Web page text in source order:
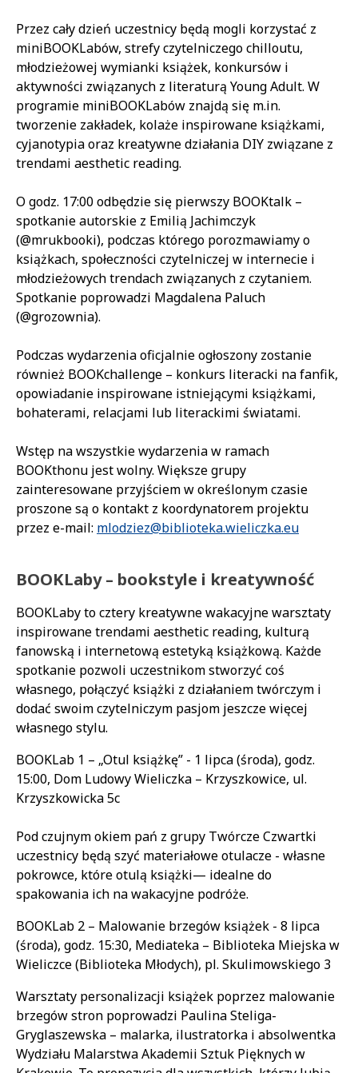
Przez cały dzień uczestnicy będą mogli korzystać z
miniBOOKLabów, strefy czytelniczego chilloutu,
młodzieżowej wymianki książek, konkursów i
aktywności związanych z literaturą Young Adult. W
programie miniBOOKLabów znajdą się m.in.
tworzenie zakładek, kolaże inspirowane książkami,
cyjanotypia oraz kreatywne działania DIY związane z
trendami aesthetic reading.
O godz. 17:00 odbędzie się pierwszy BOOKtalk –
spotkanie autorskie z Emilią Jachimczyk
(@mrukbooki), podczas którego porozmawiamy o
książkach, społeczności czytelniczej w internecie i
młodzieżowych trendach związanych z czytaniem.
Spotkanie poprowadzi Magdalena Paluch
(@grozownia).
Podczas wydarzenia oficjalnie ogłoszony zostanie
również BOOKchallenge – konkurs literacki na fanfik,
opowiadanie inspirowane istniejącymi książkami,
bohaterami, relacjami lub literackimi światami.
Wstęp na wszystkie wydarzenia w ramach
BOOKthonu jest wolny. Większe grupy
zainteresowane przyjściem w określonym czasie
proszone są o kontakt z koordynatorem projektu
przez e-mail: mlodziez@biblioteka.wieliczka.eu
BOOKLaby – bookstyle i kreatywność
BOOKLaby to cztery kreatywne wakacyjne warsztaty
inspirowane trendami aesthetic reading, kulturą
fanowską i internetową estetyką książkową. Każde
spotkanie pozwoli uczestnikom stworzyć coś
własnego, połączyć książki z działaniem twórczym i
dodać swoim czytelniczym pasjom jeszcze więcej
własnego stylu.
BOOKLab 1 – „Otul książkę” - 1 lipca (środa), godz.
15:00, Dom Ludowy Wieliczka – Krzyszkowice, ul.
Krzyszkowicka 5c
Pod czujnym okiem pań z grupy Twórcze Czwartki
uczestnicy będą szyć materiałowe otulacze - własne
pokrowce, które otulą książki— idealne do
spakowania ich na wakacyjne podróże.
BOOKLab 2 – Malowanie brzegów książek - 8 lipca
(środa), godz. 15:30, Mediateka – Biblioteka Miejska w
Wieliczce (Biblioteka Młodych), pl. Skulimowskiego 3
Warsztaty personalizacji książek poprzez malowanie
brzegów stron poprowadzi Paulina Steliga-
Gryglaszewska – malarka, ilustratorka i absolwentka
Wydziału Malarstwa Akademii Sztuk Pięknych w